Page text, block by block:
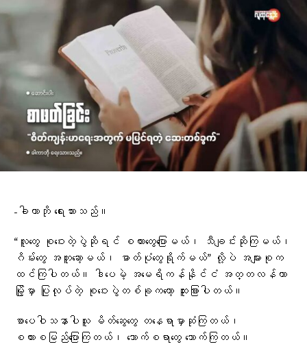
-ခါကာဘို ရေးသားသည်။
“လူတွေ စုဝေးတဲ့ပွဲဆိုရင် စကားတွေပြောမယ်၊ သီချင်းဆိုကြမယ်၊
ဂိမ်းတွေ အတူဆော့မယ်၊ ဓာတ်ပုံတွေရိုက်မယ်” လို့ပဲ အများစုက
ထင်ကြပါတယ်။ ဒါပေမဲ့ အမေရိကန်နိုင်ငံ အတ္တလန်တာ
မြို့မှာ ပြုလုပ်တဲ့ စုဝေးပွဲတစ်ခုကတော့ ထူးခြားပါတယ်။
စာပေဝါသနာပါသူ မိတ်ဆွေတွေ တနေရာမှာဆုံကြတယ်၊
စကားစမြည်ပြောကြတယ်၊ သောက်စရာတွေ သောက်ကြတယ်။